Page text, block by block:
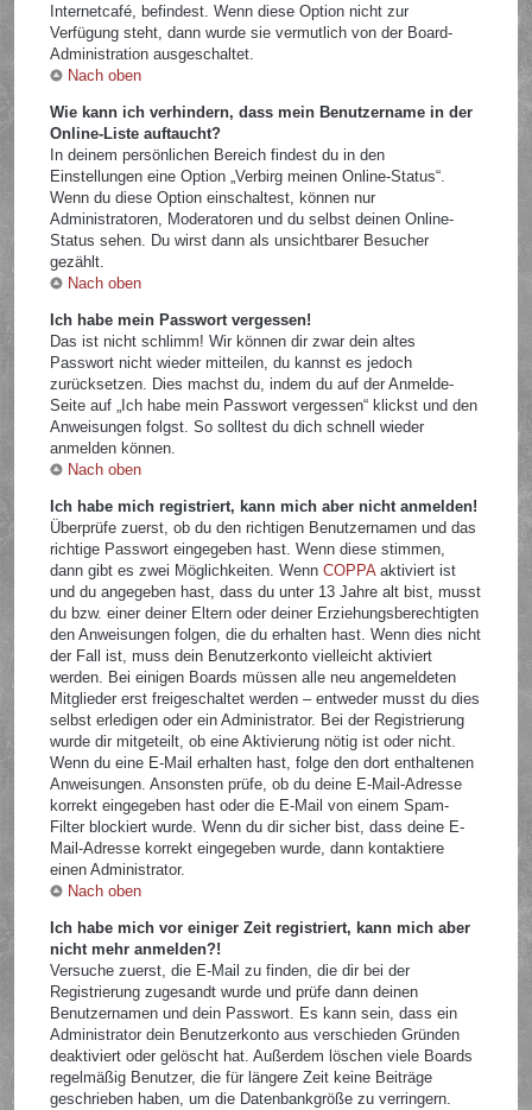
Internetcafé, befindest. Wenn diese Option nicht zur
Verfügung steht, dann wurde sie vermutlich von der Board-
Administration ausgeschaltet.
Nach oben
Wie kann ich verhindern, dass mein Benutzername in der
Online-Liste auftaucht?
In deinem persönlichen Bereich findest du in den
Einstellungen eine Option „Verbirg meinen Online-Status“.
Wenn du diese Option einschaltest, können nur
Administratoren, Moderatoren und du selbst deinen Online-
Status sehen. Du wirst dann als unsichtbarer Besucher
gezählt.
Nach oben
Ich habe mein Passwort vergessen!
Das ist nicht schlimm! Wir können dir zwar dein altes
Passwort nicht wieder mitteilen, du kannst es jedoch
zurücksetzen. Dies machst du, indem du auf der Anmelde-
Seite auf „Ich habe mein Passwort vergessen“ klickst und den
Anweisungen folgst. So solltest du dich schnell wieder
anmelden können.
Nach oben
Ich habe mich registriert, kann mich aber nicht anmelden!
Überprüfe zuerst, ob du den richtigen Benutzernamen und das
richtige Passwort eingegeben hast. Wenn diese stimmen,
dann gibt es zwei Möglichkeiten. WennCOPPAaktiviert ist
und du angegeben hast, dass du unter 13 Jahre alt bist, musst
du bzw. einer deiner Eltern oder deiner Erziehungsberechtigten
den Anweisungen folgen, die du erhalten hast. Wenn dies nicht
der Fall ist, muss dein Benutzerkonto vielleicht aktiviert
werden. Bei einigen Boards müssen alle neu angemeldeten
Mitglieder erst freigeschaltet werden – entweder musst du dies
selbst erledigen oder ein Administrator. Bei der Registrierung
wurde dir mitgeteilt, ob eine Aktivierung nötig ist oder nicht.
Wenn du eine E-Mail erhalten hast, folge den dort enthaltenen
Anweisungen. Ansonsten prüfe, ob du deine E-Mail-Adresse
korrekt eingegeben hast oder die E-Mail von einem Spam-
Filter blockiert wurde. Wenn du dir sicher bist, dass deine E-
Mail-Adresse korrekt eingegeben wurde, dann kontaktiere
einen Administrator.
Nach oben
Ich habe mich vor einiger Zeit registriert, kann mich aber
nicht mehr anmelden?!
Versuche zuerst, die E-Mail zu finden, die dir bei der
Registrierung zugesandt wurde und prüfe dann deinen
Benutzernamen und dein Passwort. Es kann sein, dass ein
Administrator dein Benutzerkonto aus verschieden Gründen
deaktiviert oder gelöscht hat. Außerdem löschen viele Boards
regelmäßig Benutzer, die für längere Zeit keine Beiträge
geschrieben haben, um die Datenbankgröße zu verringern.